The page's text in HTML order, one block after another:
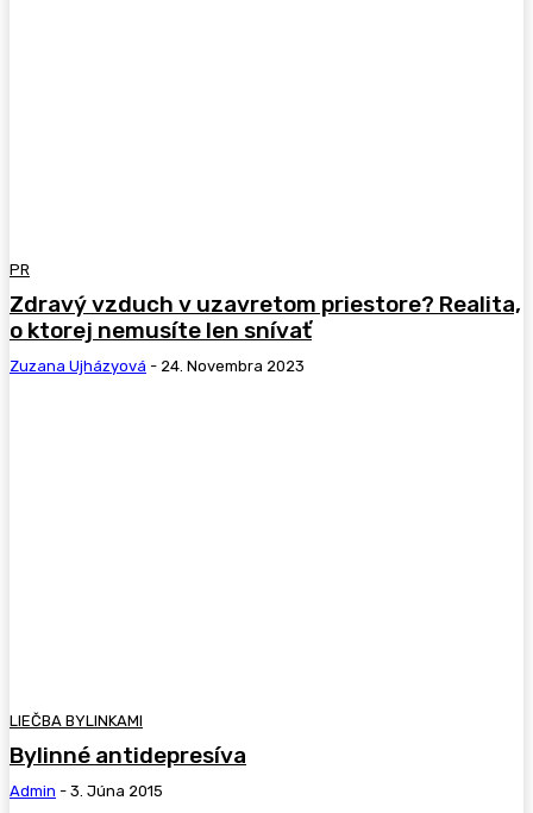
PR
Zdravý vzduch v uzavretom priestore? Realita,
o ktorej nemusíte len snívať
Zuzana Ujházyová - 24. Novembra 2023
LIEČBA BYLINKAMI
Bylinné antidepresíva
Admin - 3. Júna 2015